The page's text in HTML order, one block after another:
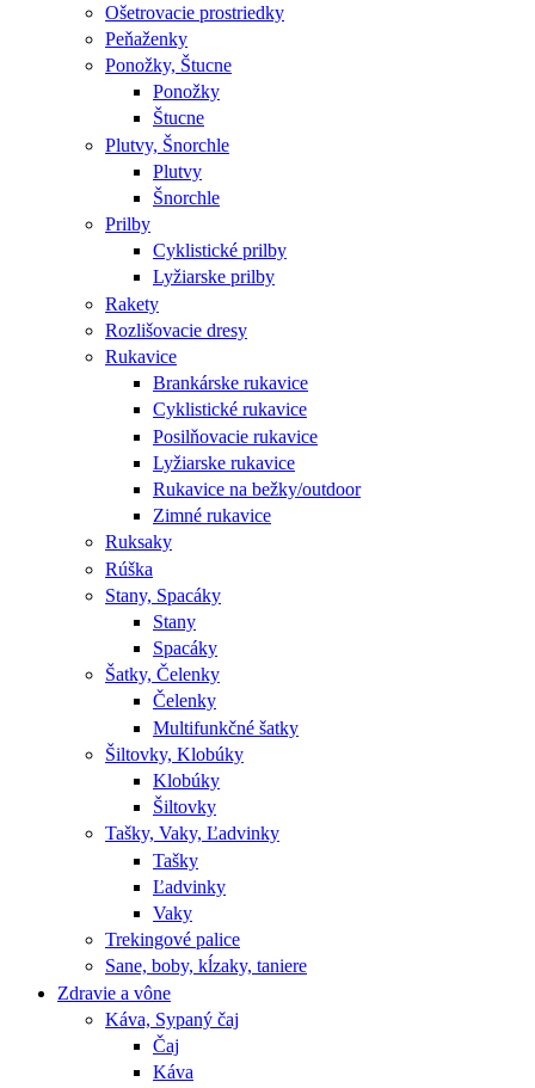
Ošetrovacie prostriedky
Peňaženky
Ponožky, Štucne
Ponožky
Štucne
Plutvy, Šnorchle
Plutvy
Šnorchle
Prilby
Cyklistické prilby
Lyžiarske prilby
Rakety
Rozlišovacie dresy
Rukavice
Brankárske rukavice
Cyklistické rukavice
Posilňovacie rukavice
Lyžiarske rukavice
Rukavice na bežky/outdoor
Zimné rukavice
Ruksaky
Rúška
Stany, Spacáky
Stany
Spacáky
Šatky, Čelenky
Čelenky
Multifunkčné šatky
Šiltovky, Klobúky
Klobúky
Šiltovky
Tašky, Vaky, Ľadvinky
Tašky
Ľadvinky
Vaky
Trekingové palice
Sane, boby, kĺzaky, taniere
Zdravie a vône
Káva, Sypaný čaj
Čaj
Káva